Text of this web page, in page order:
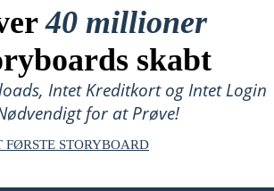
40 millioner
skabt
Intet Kreditkort og Intet Login
for at Prøve!
FØRSTE STORYBOARD